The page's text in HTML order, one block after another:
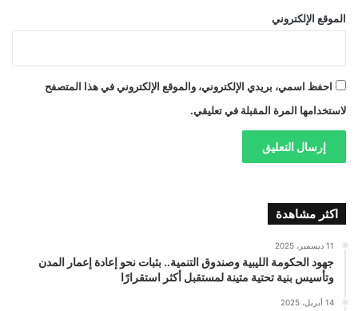
الموقع الإلكتروني
احفظ اسمي، بريدي الإلكتروني، والموقع الإلكتروني في هذا المتصفح
لاستخدامها المرة المقبلة في تعليقي.
اكثر مشاهدة
11 ديسمبر، 2025
جهود الحكومة الليبية وصندوق التنمية.. بثبات نحو إعادة إعمار المدن
وتأسيس بنية تحتية متينة لمستقبل أكثر استقرارًا
14 أبريل، 2025